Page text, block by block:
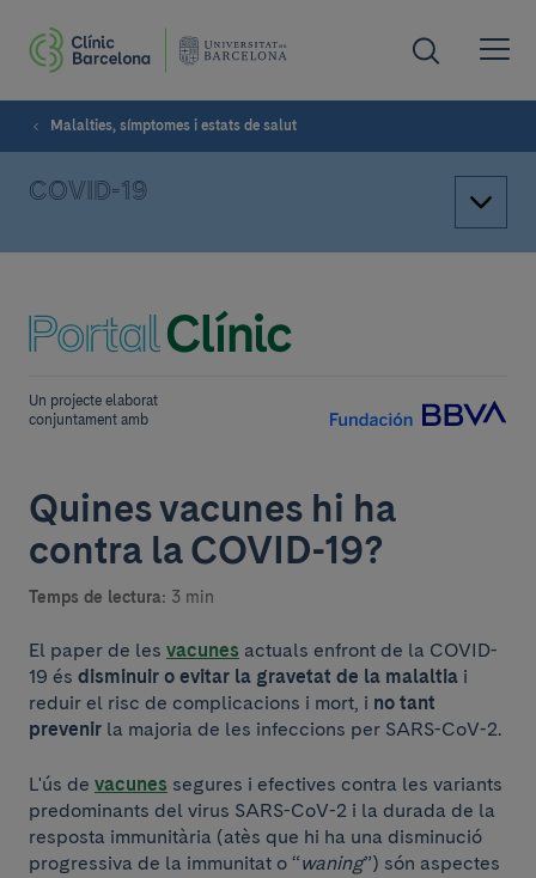
Malalties, símptomes i estats de salut
COVID-19
Un projecte elaborat
conjuntament amb
Quines vacunes hi ha
contra la COVID-19?
Temps de lectura: 3 min
El paper de les vacunes actuals enfront de la COVID-
19 és disminuir o evitar la gravetat de la malaltia i
reduir el risc de complicacions i mort, i no tant
prevenir la majoria de les infeccions per SARS-CoV-2.
L'ús de vacunes segures i efectives contra les variants
predominants del virus SARS-CoV-2 i la durada de la
resposta immunitària (atès que hi ha una disminució
progressiva de la immunitat o “waning”) són aspectes